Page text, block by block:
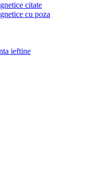
citate
cu poza
ieftine